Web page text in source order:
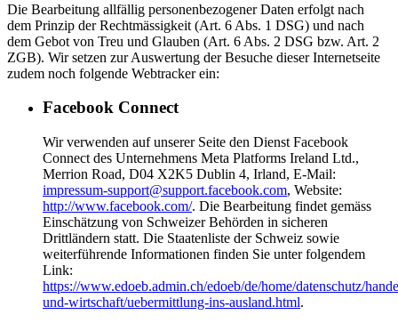
Die Bearbeitung allfällig personenbezogener Daten erfolgt nach
dem Prinzip der Rechtmässigkeit (Art. 6 Abs. 1 DSG) und nach
dem Gebot von Treu und Glauben (Art. 6 Abs. 2 DSG bzw. Art. 2
ZGB). Wir setzen zur Auswertung der Besuche dieser Internetseite
zudem noch folgende Webtracker ein:
Facebook Connect
Wir verwenden auf unserer Seite den Dienst Facebook
Connect des Unternehmens Meta Platforms Ireland Ltd.,
Merrion Road, D04 X2K5 Dublin 4, Irland, E-Mail:
impressum-support@support.facebook.com, Website:
http://www.facebook.com/. Die Bearbeitung findet gemäss
Einschätzung von Schweizer Behörden in sicheren
Drittländern statt. Die Staatenliste der Schweiz sowie
weiterführende Informationen finden Sie unter folgendem
Link:
https://www.edoeb.admin.ch/edoeb/de/home/datenschutz/
und-wirtschaft/uebermittlung-ins-ausland.html.